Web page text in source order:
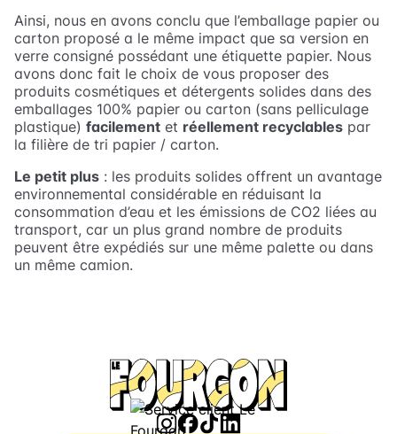
Ainsi, nous en avons conclu que l’emballage papier ou
carton proposé a le même impact que sa version en
verre consigné possédant une étiquette papier. Nous
avons donc fait le choix de vous proposer des
produits cosmétiques et détergents solides dans des
emballages 100% papier ou carton (sans pelliculage
plastique) facilement et réellement recyclables par
la filière de tri papier / carton.
Le petit plus : les produits solides offrent un avantage
environnemental considérable en réduisant la
consommation d’eau et les émissions de CO2 liées au
transport, car un plus grand nombre de produits
peuvent être expédiés sur une même palette ou dans
un même camion.